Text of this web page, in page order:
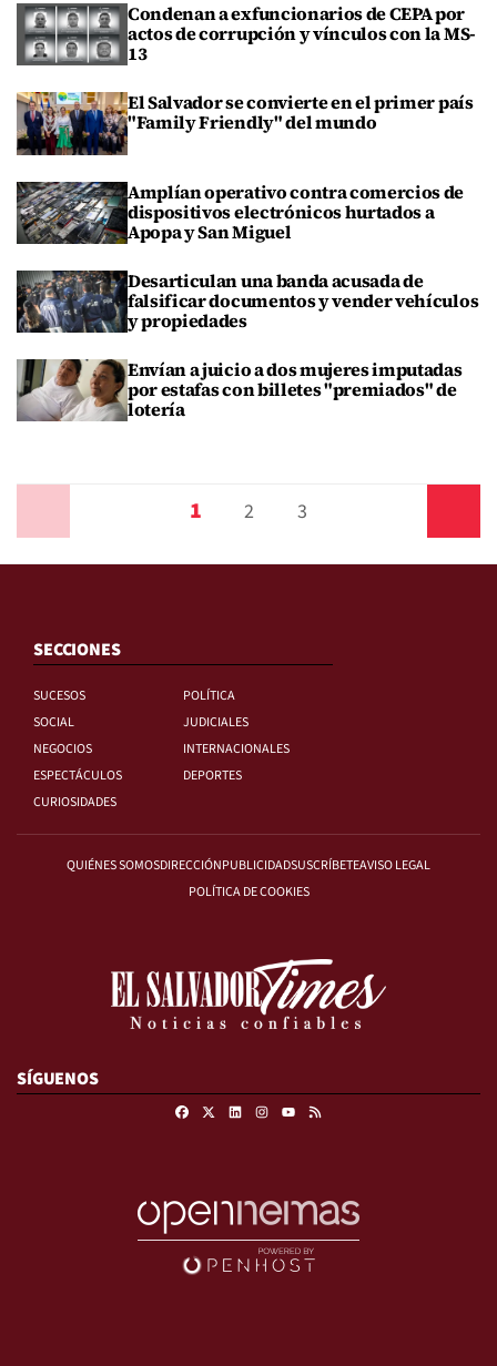
Condenan a exfuncionarios de CEPA por
actos de corrupción y vínculos con la MS-
13
El Salvador se convierte en el primer país
"Family Friendly" del mundo
Amplían operativo contra comercios de
dispositivos electrónicos hurtados a
Apopa y San Miguel
Desarticulan una banda acusada de
falsificar documentos y vender vehículos
y propiedades
Envían a juicio a dos mujeres imputadas
por estafas con billetes "premiados" de
lotería
1 2 3
SECCIONES
SUCESOS
POLÍTICA
SOCIAL
JUDICIALES
NEGOCIOS
INTERNACIONALES
ESPECTÁCULOS
DEPORTES
CURIOSIDADES
QUIÉNES SOMOSDIRECCIÓNPUBLICIDADSUSCRÍBETEAVISO LEGAL
POLÍTICA DE COOKIES
SÍGUENOS
FacebookLinkedinInstagramRSS